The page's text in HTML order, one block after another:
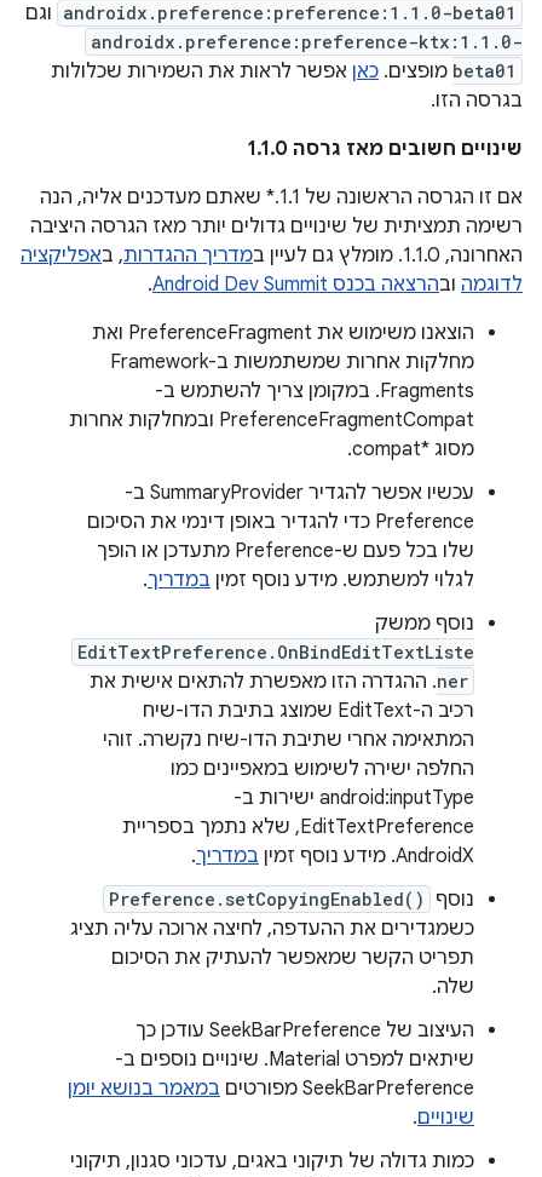
androidx.preference:preference:1.1.0-beta01 וגם
androidx.preference:preference-ktx:1.1.0-
beta01 מופצים. כאן אפשר לראות את השמירות שכלולות
בגרסה הזו.
שינויים חשובים מאז גרסה 1.1.0
אם זו הגרסה הראשונה של 1.1.* שאתם מעדכנים אליה, הנה
רשימה תמציתית של שינויים גדולים יותר מאז הגרסה היציבה
האחרונה, 1.1.0. מומלץ גם לעיין ב
מדריך ההגדרות, באפליקציה
לדוגמה ובהרצאה בכנס Android Dev Summit
.
הוצאנו משימוש את PreferenceFragment ואת
מחלקות אחרות שמשתמשות ב-Framework
Fragments. במקומן צריך להשתמש ב-
PreferenceFragmentCompat ובמחלקות אחרות
מסוג *compat.
עכשיו אפשר להגדיר SummaryProvider ב-
Preference כדי להגדיר באופן דינמי את הסיכום
שלו בכל פעם ש-Preference מתעדכן או הופך
לגלוי למשתמש. מידע נוסף זמין במדריך.
נוסף ממשק
EditTextPreference.OnBindEditTextListe
ner. ההגדרה הזו מאפשרת להתאים אישית את
רכיב ה-EditText שמוצג בתיבת הדו-שיח
המתאימה אחרי שתיבת הדו-שיח נקשרה. זוהי
החלפה ישירה לשימוש במאפיינים כמו
android:inputType ישירות ב-
EditTextPreference, שלא נתמך בספריית
AndroidX. מידע נוסף זמין
במדריך.
נוסף
Preference.setCopyingEnabled()
כשמגדירים את ההעדפה, לחיצה ארוכה עליה תציג
תפריט הקשר שמאפשר להעתיק את הסיכום
שלה.
העיצוב של SeekBarPreference עודכן כך
שיתאים למפרט Material. שינויים נוספים ב-
SeekBarPreference מפורטים
במאמר בנושא יומן
שינויים.
כמות גדולה של תיקוני באגים, עדכוני סגנון, תיקוני